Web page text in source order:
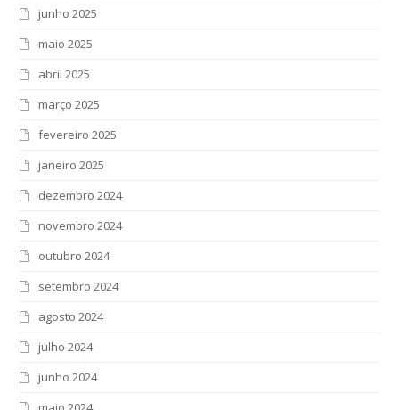
junho 2025
maio 2025
abril 2025
março 2025
fevereiro 2025
janeiro 2025
dezembro 2024
novembro 2024
outubro 2024
setembro 2024
agosto 2024
julho 2024
junho 2024